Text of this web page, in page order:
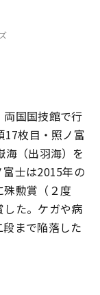
国国技館で行
17枚目・照ノ富
（出羽海）を
士は2015年の
勲賞（２度
た。ケガや病
まで陥落した